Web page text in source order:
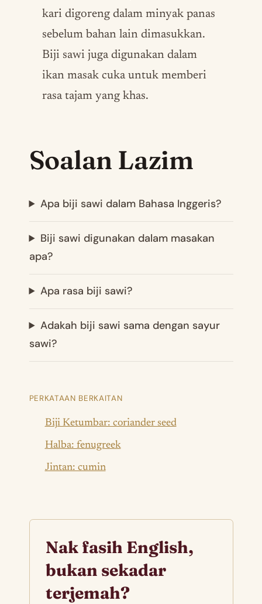
kari digoreng dalam minyak panas
sebelum bahan lain dimasukkan.
Biji sawi juga digunakan dalam
ikan masak cuka untuk memberi
rasa tajam yang khas.
Soalan Lazim
Apa biji sawi dalam Bahasa Inggeris?
Biji sawi digunakan dalam masakan
apa?
Apa rasa biji sawi?
Adakah biji sawi sama dengan sayur
sawi?
PERKATAAN BERKAITAN
Biji Ketumbar: coriander seed
Halba: fenugreek
Jintan: cumin
Nak fasih English,
bukan sekadar
terjemah?